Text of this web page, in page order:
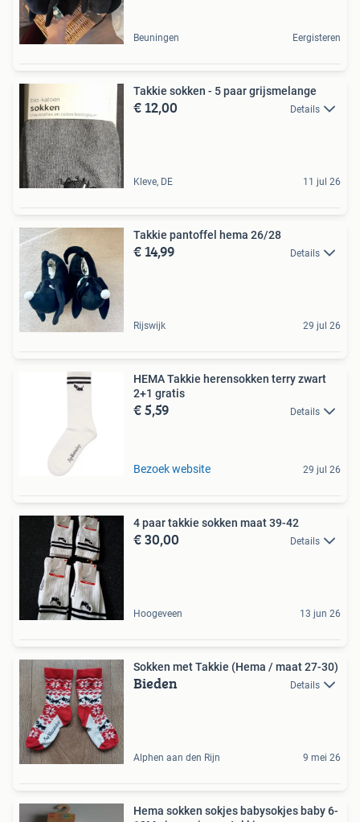
Beuningen Eergisteren
Takkie sokken - 5 paar grijsmelange
€ 12,00 Details
Kleve, DE 11 jul 26
Takkie pantoffel hema 26/28
€ 14,99 Details
Rijswijk 29 jul 26
HEMA Takkie herensokken terry zwart
2+1 gratis
€ 5,59 Details
Bezoek website 29 jul 26
4 paar takkie sokken maat 39-42
€ 30,00 Details
Hoogeveen 13 jun 26
Sokken met Takkie (Hema / maat 27-30)
Bieden Details
Alphen aan den Rijn 9 mei 26
Hema sokken sokjes babysokjes baby 6-